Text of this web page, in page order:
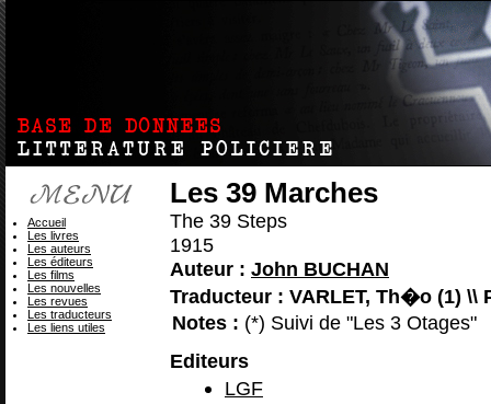
Les 39 Marches
The 39 Steps
1915
Auteur : John BUCHAN
Traducteur : VARLET, Th�o (1) \\
Notes : (*) Suivi de "Les 3 Otages"
Editeurs
LGF
Accueil
Les livres
Les auteurs
Les éditeurs
Les films
Les nouvelles
Les revues
Les traducteurs
Les liens utiles